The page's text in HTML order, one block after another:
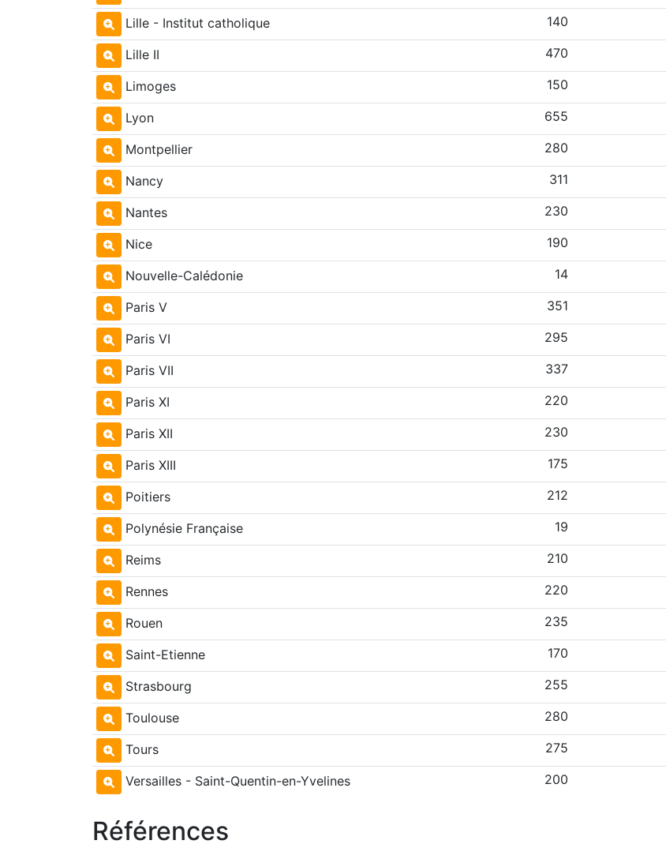
Lille - Institut catholique 140
Lille II 470
Limoges 150
Lyon 655
Montpellier 280
Nancy 311
Nantes 230
Nice 190
Nouvelle-Calédonie 14
Paris V 351
Paris VI 295
Paris VII 337
Paris XI 220
Paris XII 230
Paris XIII 175
Poitiers 212
Polynésie Française 19
Reims 210
Rennes 220
Rouen 235
Saint-Etienne 170
Strasbourg 255
Toulouse 280
Tours 275
Versailles - Saint-Quentin-en-Yvelines 200
Références